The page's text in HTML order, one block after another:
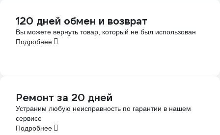
120 дней обмен и возврат
Вы можете вернуть товар, который не был использован
Подробнее
Ремонт за 20 дней
Устраним любую неисправность по гарантии в нашем
сервисе
Подробнее